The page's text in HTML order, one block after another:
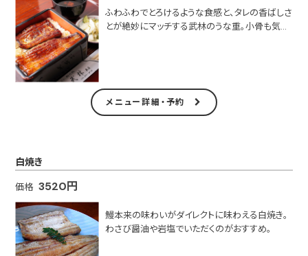
ふわふわでとろけるような食感と、タレの香ばしさ
とが絶妙にマッチする武林のうな重。小骨も気に
○うな重（上）…3850円
○うな重（中）…3300円
〇蒲焼定食（特上）…5280円
メニュー詳細・予約
白焼き
価格 3520円
鰻本来の味わいがダイレクトに味わえる白焼き。
わさび醤油や岩塩でいただくのがおすすめ。